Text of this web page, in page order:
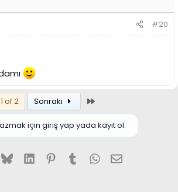
#20
1 of 2 Sonraki
için giriş yap yada kayıt ol.
(Twitter)
BlueskyLinkedInPinterest
TumblrWhatsApp
E-posta